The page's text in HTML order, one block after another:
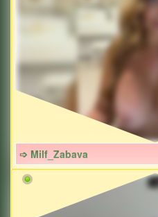
➩ Milf_Zabava